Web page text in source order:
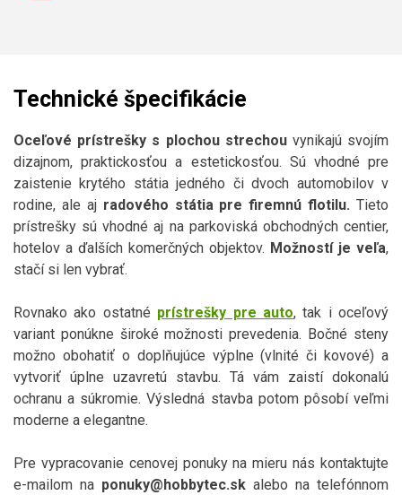
Technické špecifikácie
Oceľové prístrešky s plochou strechouvynikajú svojím
dizajnom, praktickosťou a estetickosťou. Sú vhodné pre
zaistenie krytého státia jedného či dvoch automobilov v
rodine, ale aj radového státia pre firemnú flotilu. Tieto
prístrešky sú vhodné aj na parkoviská obchodných centier,
hotelov a ďalších komerčných objektov. Možností je veľa,
stačí si len vybrať.
Rovnako ako ostatné prístrešky pre auto, tak i oceľový
variant ponúkne široké možnosti prevedenia. Bočné steny
možno obohatiť o doplňujúce výplne (vlnité či kovové) a
vytvoriť úplne uzavretú stavbu. Tá vám zaistí dokonalú
ochranu a súkromie. Výsledná stavba potom pôsobí veľmi
moderne a elegantne.
Pre vypracovanie cenovej ponuky na mieru nás kontaktujte
e-mailom na ponuky@hobbytec.sk alebo na telefónnom